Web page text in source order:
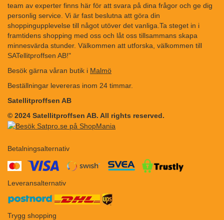
team av experter finns här för att svara på dina frågor och ge dig
personlig service. Vi är fast beslutna att göra din
shoppingupplevelse till något utöver det vanliga.Ta steget in i
framtidens shopping med oss och låt oss tillsammans skapa
minnesvärda stunder. Välkommen att utforska, välkommen till
SATellitproffsen AB!"
Besök gärna våran butik i Malmö
Beställningar levereras inom 24 timmar.
Satellitproffsen AB
© 2024 Satellitproffsen AB. All rights reserved.
Betalningsalternativ
Leveransalternativ
Trygg shopping